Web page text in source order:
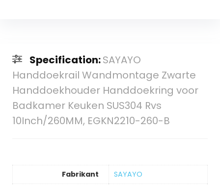
Specification:SAYAYO
Handdoekrail Wandmontage Zwarte
Handdoekhouder Handdoekring voor
Badkamer Keuken SUS304 Rvs
10Inch/260MM, EGKN2210-260-B
Fabrikant
‎SAYAYO